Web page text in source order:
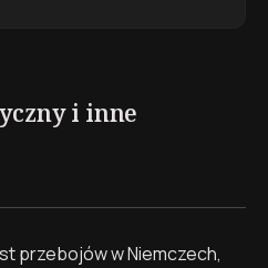
i inne
przebojów w Niemczech,